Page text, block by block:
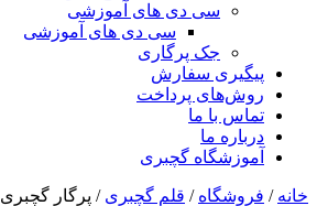
سی دی های آموزشی
سی دی های آموزشی
جک پرگاری
پیگیری سفارش
روش‌های پرداخت
تماس با ما
درباره ما
آموزشگاه گچبری
خانه / فروشگاه / قلم گچبری / پرگار گچبری